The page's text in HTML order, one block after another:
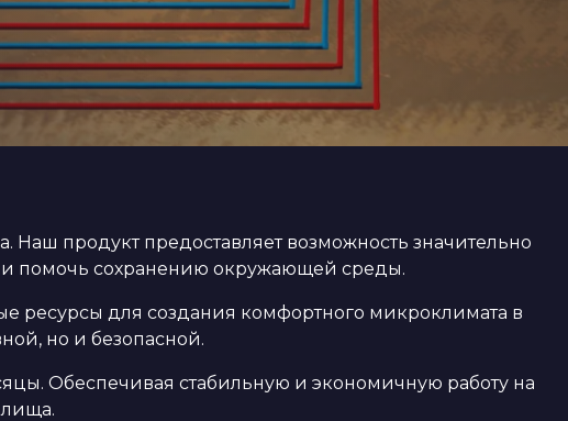
Наш продукт предоставляет возможность значительно
и помочь сохранению окружающей среды.
ресурсы для создания комфортного микроклимата в
но и безопасной.
Обеспечивая стабильную и экономичную работу на